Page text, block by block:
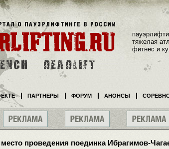
проведения поединка Ибрагимов-
тяжелая
фитнес и
ПАРТНЕРЫ ФОРУМ АНОНСЫ